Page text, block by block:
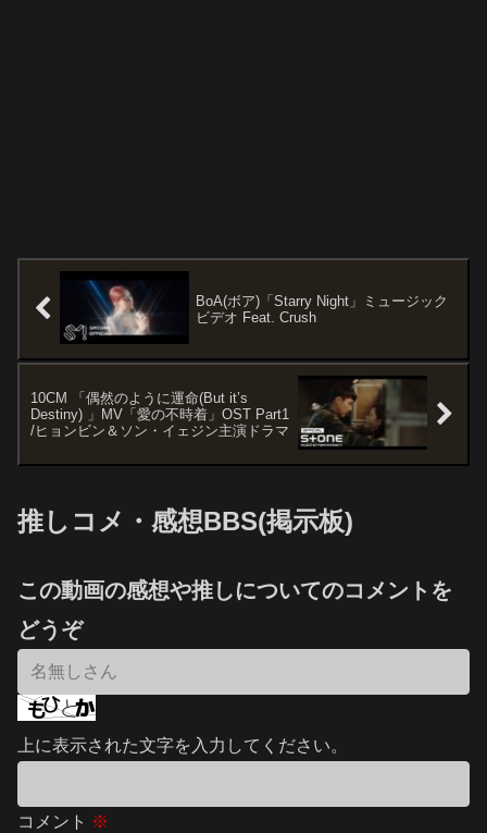
BoA(ボア)「Starry Night」ミュージック
ビデオ Feat. Crush
10CM 「偶然のように運命(But it’s
Destiny) 」MV「愛の不時着」OST Part1
/ヒョンビン＆ソン・イェジン主演ドラマ
推しコメ・感想BBS(掲示板)
この動画の感想や推しについてのコメントを
どうぞ
上に表示された文字を入力してください。
コメント ※